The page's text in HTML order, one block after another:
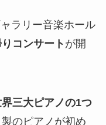
ラリー音楽ホール
コンサート が開
三大ピアノの1つ
製のピアノが初め